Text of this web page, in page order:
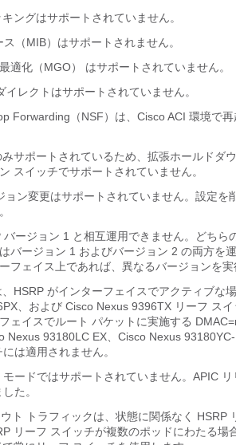
ングはサポートされていません。
（MIB）はサポートされません。
適化（MGO） はサポートされていません。
レクトはサポートされていません。
Forwarding（NSF）は、Cisco ACI 環境で
サポートされているため、拡張ホールドダ
スイッチでサポートされていません。
ョン変更はサポートされていません。設定を
ージョン 1 と相互運用できません。どちら
バージョン 1 およびバージョン 2 の両方を
フェイス上であれば、異なるバージョンを実
HSRP がインターフェイスでアクティブな
、および Cisco Nexus 9396TX リーフ ス
ェイスでルート パケットに実施する
Nexus 93180LC EX、Cisco Nexus
は適用されません。
ードではサポートされていません。APIC
た。
ト トラフィックは、状態に関係なく HSRP
リーフ スイッチが複数のポッドにわたる場